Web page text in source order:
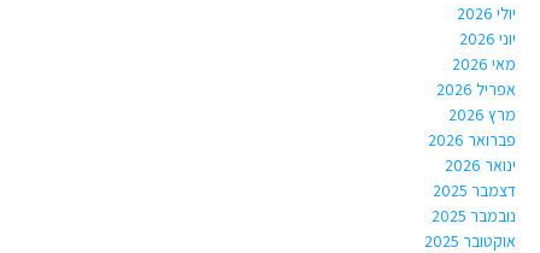
יולי 2026
יוני 2026
מאי 2026
אפריל 2026
מרץ 2026
פברואר 2026
ינואר 2026
דצמבר 2025
נובמבר 2025
אוקטובר 2025